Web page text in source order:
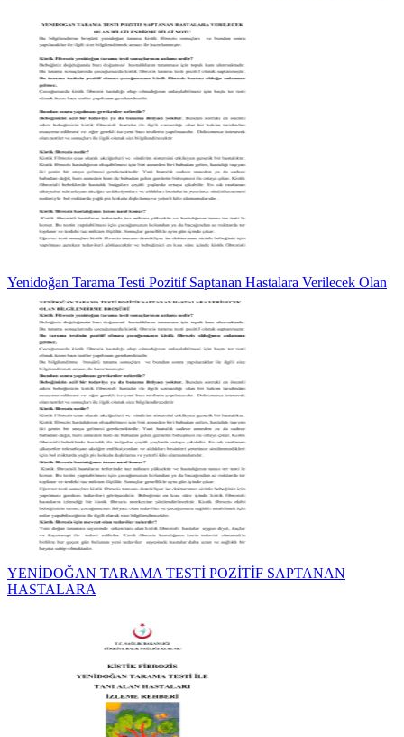
Yenidoğan Tarama Testi Pozitif Saptanan Hastalara Verilecek Olan
YENİDOĞAN TARAMA TESTİ POZİTİF SAPTANAN
HASTALARA